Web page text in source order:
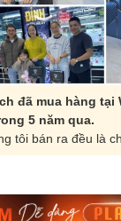
đã mua hàng tại
5 năm qua.
tôi bán ra đều là